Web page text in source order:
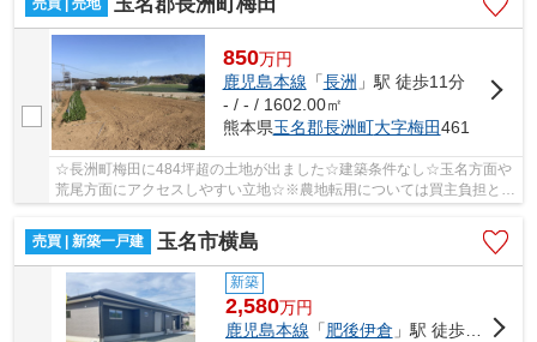
売買 | 売地
850万円
鹿児島本線 「長洲 」駅 徒歩11分
- / - / 1602.00㎡
熊本県玉名郡長洲町大字梅田461
☆長洲町梅田に484坪超の土地が出ました☆建築条件なし☆玉名方面や
荒尾方面にアクセスしやすい立地☆※農地転用については買主負担とな
売買 | 新築一戸建
玉名市横島
新築
2,580万円
鹿児島本線 「肥後伊倉 」駅 徒歩69分